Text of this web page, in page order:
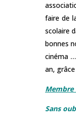
faire de
scolaire
bonnes
cinéma
an,
Sans